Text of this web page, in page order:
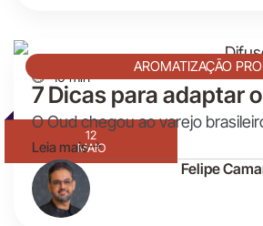
AROMATIZAÇÃO
12
MAIO
10 min
7 Dicas para adaptar
O Oud chegou ao varejo
Leia mais
Felipe